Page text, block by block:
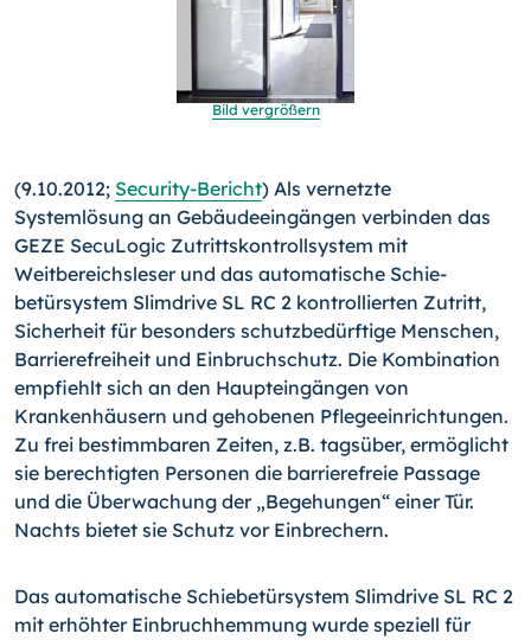
Bild vergrößern
(9.10.2012; Security-Bericht) Als vernetzte
Systemlösung an Gebäudeeingängen verbinden das
GEZE SecuLogic Zutrittskon­trollsystem mit
Weitbereichsleser und das automatische Schie­
betürsystem Slimdrive SL RC 2 kontrollierten Zutritt,
Sicherheit für besonders schutzbedürftige Menschen,
Barrierefreiheit und Einbruchschutz. Die Kombination
empfiehlt sich an den Haupt­eingängen von
Krankenhäusern und gehobenen Pflegeeinrich­tungen.
Zu frei bestimmbaren Zeiten, z.B. tagsüber, ermöglicht
sie berechtigten Personen die barrierefreie Passage
und die Über­wachung der „Begehungen“ einer Tür.
Nachts bietet sie Schutz vor Einbrechern.
Das automatische Schiebetürsystem Slimdrive SL RC 2
mit erhöhter Einbruchhemmung wurde speziell für